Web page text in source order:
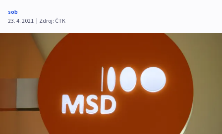
sob
23. 4. 2021 | Zdroj: ČTK